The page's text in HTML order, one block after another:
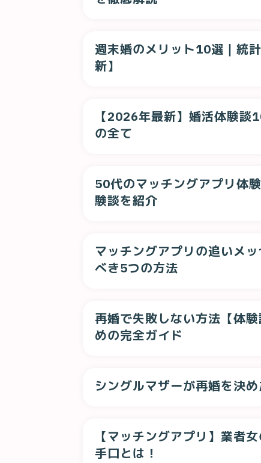
週末婚のメリット10選｜統
新】
【2026年最新】婚活体験談
の全て
50代のマッチングアプリ体
験談を紹介
マッチングアプリの追いメ
べき5つの方法
再婚で失敗しない方法【体
めの完全ガイド
シングルマザーが再婚を決
【マッチングアプリ】業者
手口とは！